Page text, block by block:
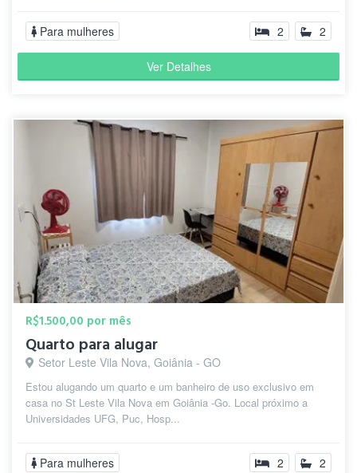
Para mulheres 2 2
Ver Detalhes
R$1.500,00 por mês
Quarto para alugar
Setor Leste Vila Nova, Goiânia - GO
Estou alugando um quarto e um banheiro de uso exclusivo em
casa no St Leste Vila Nova em Goiânia -Go. Local próximo a
Universidades UFG, Puc, Hosp...
Para mulheres 2 2